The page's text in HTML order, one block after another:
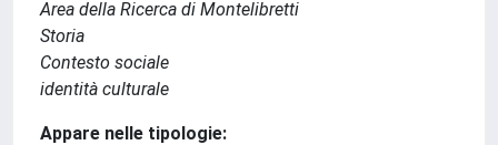
Area della Ricerca di Montelibretti
Storia
Contesto sociale
identità culturale
Appare nelle tipologie: